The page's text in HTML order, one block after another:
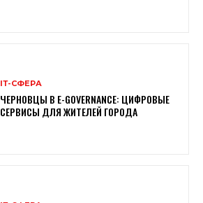
ІТ-СФЕРА
ЧЕРНОВЦЫ В E-GOVERNANCE: ЦИФРОВЫЕ
СЕРВИСЫ ДЛЯ ЖИТЕЛЕЙ ГОРОДА